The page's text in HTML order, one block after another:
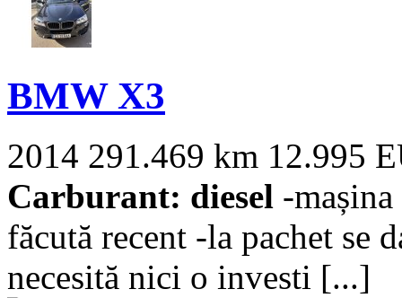
BMW X3
2014 291.469 km 12.995
Carburant: diesel -
făcută recent -la pachet se
necesită nici o investi [...]